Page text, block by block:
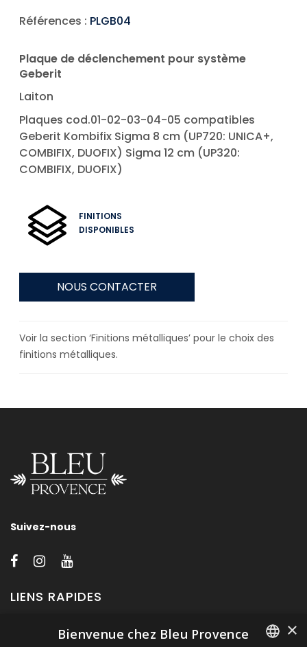
Références : PLGB04
Plaque de déclenchement pour système
Geberit
Laiton
Plaques cod.01-02-03-04-05 compatibles
Geberit Kombifix Sigma 8 cm (UP720: UNICA+,
COMBIFIX, DUOFIX) Sigma 12 cm (UP320:
COMBIFIX, DUOFIX)
FINITIONS
DISPONIBLES
NOUS CONTACTER
Voir la section ‘Finitions métalliques’ pour le choix des
finitions métalliques.
Suivez-nous
LIENS RAPIDES
A propos de Bleu Provence
×
Bienvenue chez Bleu Provence